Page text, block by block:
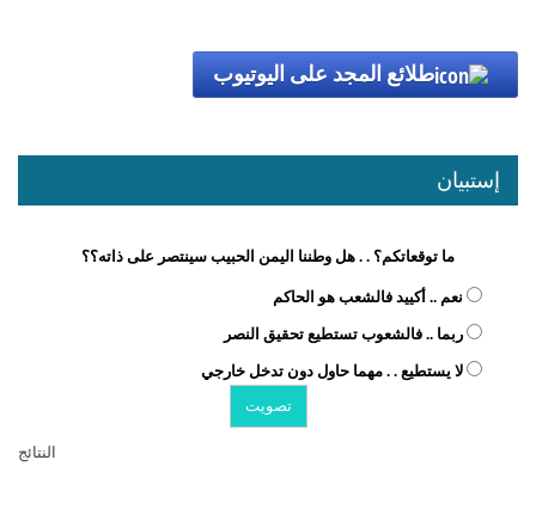
طلائع المجد على اليوتيوب
إستبيان
ما توقعاتكم؟ . . هل وطننا اليمن الحبيب سينتصر على ذاته؟؟
نعم .. أكييد فالشعب هو الحاكم
ربما .. فالشعوب تستطيع تحقيق النصر
لا يستطيع . . مهما حاول دون تدخل خارجي
النتائج